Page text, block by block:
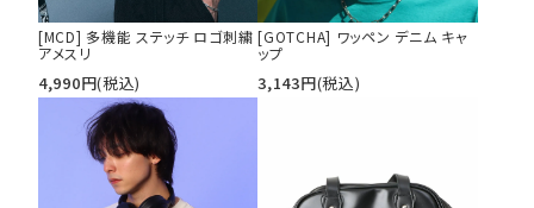
[MCD] 多機能 ステッチ ロゴ刺繍
アメスリ
4,990円(税込)
[GOTCHA] ワッペン デニム キャ
ップ
3,143円(税込)